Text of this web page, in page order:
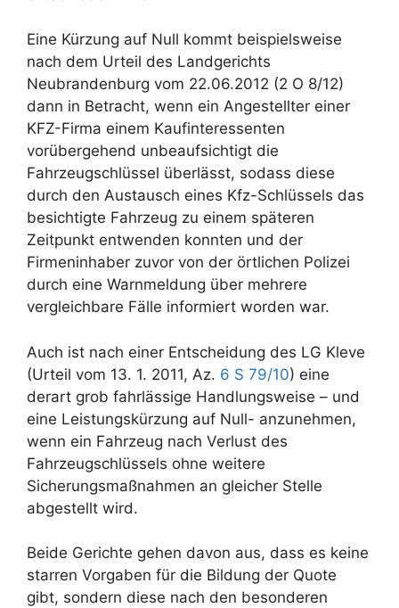
Eine Kürzung auf Null kommt beispielsweise
nach dem Urteil des Landgerichts
Neubrandenburg vom 22.06.2012 (2 O 8/12)
dann in Betracht, wenn ein Angestellter einer
KFZ-Firma einem Kaufinteressenten
vorübergehend unbeaufsichtigt die
Fahrzeugschlüssel überlässt, sodass diese
durch den Austausch eines Kfz-Schlüssels das
besichtigte Fahrzeug zu einem späteren
Zeitpunkt entwenden konnten und der
Firmeninhaber zuvor von der örtlichen Polizei
durch eine Warnmeldung über mehrere
vergleichbare Fälle informiert worden war.
Auch ist nach einer Entscheidung des LG Kleve
(Urteil vom 13. 1. 2011, Az. 6 S 79/10) eine
derart grob fahrlässige Handlungsweise – und
eine Leistungskürzung auf Null- anzunehmen,
wenn ein Fahrzeug nach Verlust des
Fahrzeugschlüssels ohne weitere
Sicherungsmaßnahmen an gleicher Stelle
abgestellt wird.
Beide Gerichte gehen davon aus, dass es keine
starren Vorgaben für die Bildung der Quote
gibt, sondern diese nach den besonderen